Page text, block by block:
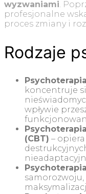
wyzwaniami.
profesjonalne
proces zmiany i
Rodzaje
koncentruje
wpływie
(CBT) –
samorozwoju,